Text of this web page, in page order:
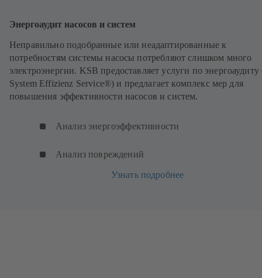
Энергоаудит насосов и систем
Неправильно подобранные или неадаптированные к
потребностям системы насосы потребляют слишком много
электроэнергии. KSB предоставляет услуги по энергоаудиту
System Effizienz Service®) и предлагает комплекс мер для
повышения эффективности насосов и систем.
Анализ энергоэффективности
Анализ повреждений
Узнать подробнее